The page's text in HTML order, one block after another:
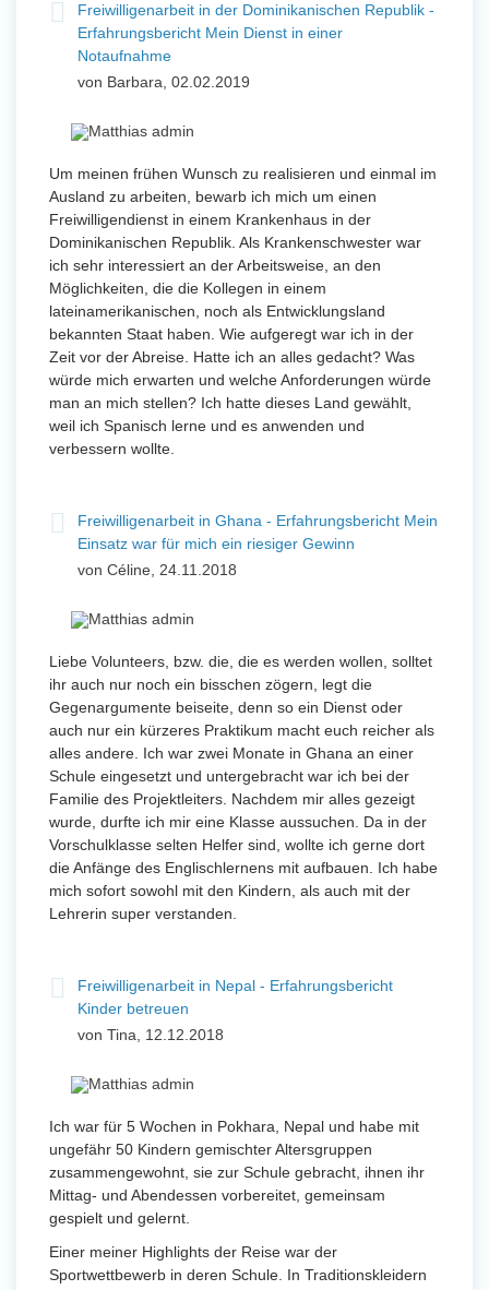
Freiwilligenarbeit in der Dominikanischen Republik -
Erfahrungsbericht Mein Dienst in einer
Notaufnahme
von Barbara, 02.02.2019
Um meinen frühen Wunsch zu realisieren und einmal im
Ausland zu arbeiten, bewarb ich mich um einen
Freiwilligendienst in einem Krankenhaus in der
Dominikanischen Republik. Als Krankenschwester war
ich sehr interessiert an der Arbeitsweise, an den
Möglichkeiten, die die Kollegen in einem
lateinamerikanischen, noch als Entwicklungsland
bekannten Staat haben. Wie aufgeregt war ich in der
Zeit vor der Abreise. Hatte ich an alles gedacht? Was
würde mich erwarten und welche Anforderungen würde
man an mich stellen? Ich hatte dieses Land gewählt,
weil ich Spanisch lerne und es anwenden und
verbessern wollte.
Freiwilligenarbeit in Ghana - Erfahrungsbericht Mein
Einsatz war für mich ein riesiger Gewinn
von Céline, 24.11.2018
Liebe Volunteers, bzw. die, die es werden wollen, solltet
ihr auch nur noch ein bisschen zögern, legt die
Gegenargumente beiseite, denn so ein Dienst oder
auch nur ein kürzeres Praktikum macht euch reicher als
alles andere. Ich war zwei Monate in Ghana an einer
Schule eingesetzt und untergebracht war ich bei der
Familie des Projektleiters. Nachdem mir alles gezeigt
wurde, durfte ich mir eine Klasse aussuchen. Da in der
Vorschulklasse selten Helfer sind, wollte ich gerne dort
die Anfänge des Englischlernens mit aufbauen. Ich habe
mich sofort sowohl mit den Kindern, als auch mit der
Lehrerin super verstanden.
Freiwilligenarbeit in Nepal - Erfahrungsbericht
Kinder betreuen
von Tina, 12.12.2018
Ich war für 5 Wochen in Pokhara, Nepal und habe mit
ungefähr 50 Kindern gemischter Altersgruppen
zusammengewohnt, sie zur Schule gebracht, ihnen ihr
Mittag- und Abendessen vorbereitet, gemeinsam
gespielt und gelernt.
Einer meiner Highlights der Reise war der
Sportwettbewerb in deren Schule. In Traditionskleidern